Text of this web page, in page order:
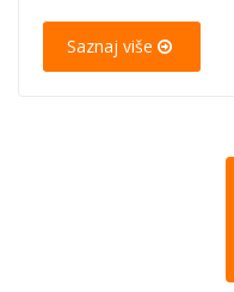
Saznaj više